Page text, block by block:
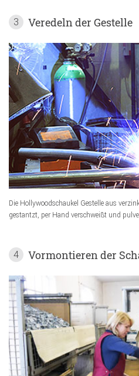
3 Veredeln der Gestelle
Die Hollywoodschaukel Gestelle aus
gestantzt, per Hand verschweißt und
4 Vormontieren der